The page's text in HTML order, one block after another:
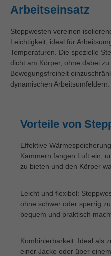
Arbeitseinsatz
Steppwesten vereinen
Leichtigkeit, ideal für
Temperaturen. Die spezielle
dicht am Körper, ohne dabei
Bewegungsfreiheit
dynamischen Arbeitsumfeldern.
Vorteile von
Effektive
Kammern fangen Luft ein,
zu bieten und den Körper
Leicht und flexibel:
ohne schwer oder sperrig
bequem und praktisch
Kombinierbarkeit: Ideal als
einer Jacke oder über